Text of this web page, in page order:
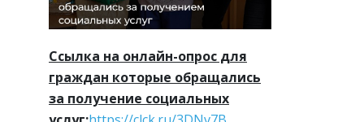
Ссылка на онлайн-опрос для
граждан которые обращались
за получение социальных